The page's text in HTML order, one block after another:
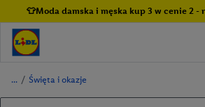
👕Moda damska i męska kup 3 w cenie 2 -
/ Święta i okazje